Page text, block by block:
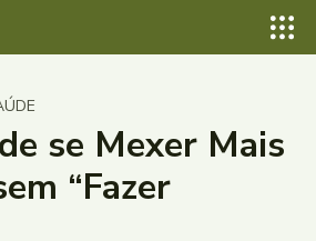
se Mexer Mais
“Fazer